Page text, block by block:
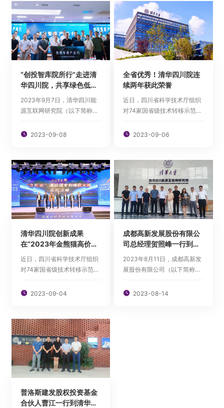
转化科研成果，推动产业升
级。
表和多家芬兰能源企业代表，
通过主题发言、自由讨论和企
业对接等环节，分享经验见
解，并就未来...
“创投智库院所行”走进清
华四川院，共享绿色低碳
产业发展新机遇
2023年9月7日，清华四川能
源互联网研究院（以下简称清
举办了“创投智库院所行-走进
门、创新平台、投资机构及科
创企业的代表共聚一堂，共享
绿色低碳产业发展新机遇。
 2023-09-08
全省优秀！清华四川院连
续两年获此荣誉
近日，四川省科学技术厅组织
对74家国省级技术转移示范机
2023年四川省技术转移示范
研究院（以下简称清华四川
院）在非企业法人技术转移示
范机构的评定中获评优秀等
级，这也是继202...
 2023-09-06
清华四川院创新成果
在“2023年金熊猫高价值
专利培育大赛”中获评优胜
奖
近日，四川省科学技术厅组织
对74家国省级技术转移示范机
2023年四川省技术转移示范
研究院（以下简称清华四川
院）在非企业法人技术转移示
范机构的评定中获评优秀等
级，这也是继202...
 2023-09-04
成都高新发展股份有限公
司总经理贺照峰一行到清
华四川能源互联网研究院
调研交流
2023年8月11日，成都高新发
展股份有限公司（以下简称高
发展倍智公司总经理邓霄博等
 2023-08-14
普洛斯建发股权投资基金
合伙人曹江一行到清华四